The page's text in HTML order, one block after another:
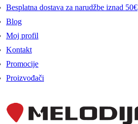
Besplatna dostava za narudžbe iznad 50€
Blog
Moj profil
Kontakt
Promocije
Proizvođači